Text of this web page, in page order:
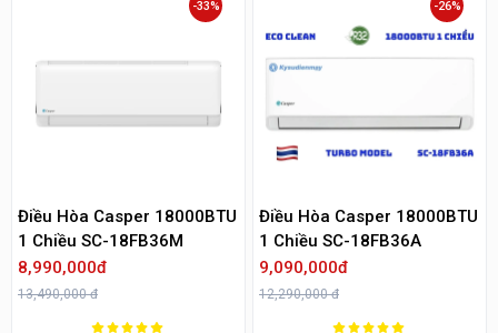
Điều Hòa Casper 18000BTU
1 Chiều SC-18FB36M
8,990,000đ
13,490,000 đ
-33%
Điều Hòa Casper 18000BTU
1 Chiều SC-18FB36A
9,090,000đ
12,290,000 đ
-26%